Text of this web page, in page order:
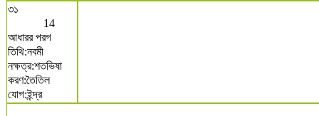
৩১
14
আধারর পরগ
তিথি:নবমী
নক্ষত্র:শতভিষা
করণ:তৈতিল
যোগ:ইন্দ্র